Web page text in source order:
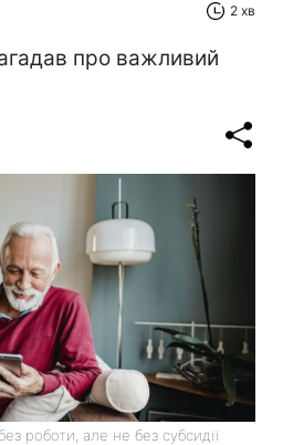
2 хв
про важливий
роботи, але не без субсидії